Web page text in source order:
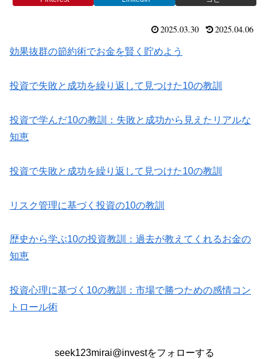
2025.03.30 2025.04.06
効果抜群の節約術でお金を賢く貯めよう
投資で失敗と成功を繰り返して見つけた10の教訓
投資で学んだ10の教訓：失敗と成功から見えたリアルな
知恵
投資で失敗と成功を繰り返して見つけた10の教訓
リスク管理に基づく投資の10の教訓
歴史から学ぶ10の投資教訓：過去が教えてくれるお金の
知恵
投資心理に基づく10の教訓：市場で勝つための感情コン
トロール術
seek123mirai@investをフォローする